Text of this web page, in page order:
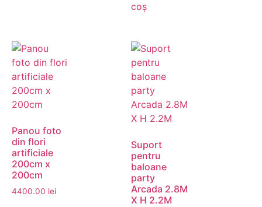
coș
Panou foto
din flori
artificiale
200cm x
200cm
4400.00 lei
Suport
pentru
baloane
party
Arcada 2.8M
X H 2.2M